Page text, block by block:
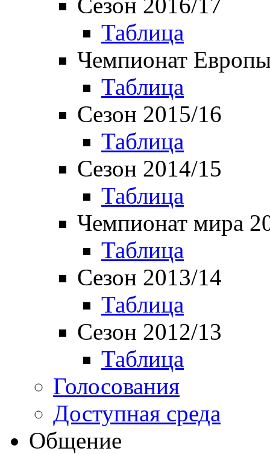
Таблица
Чемпионат
Таблица
Сезон 2015/16
Таблица
Сезон 2014/15
Таблица
Чемпионат мира
Таблица
Сезон 2013/14
Таблица
Сезон 2012/13
Таблица
Голосования
Доступная среда
Общение